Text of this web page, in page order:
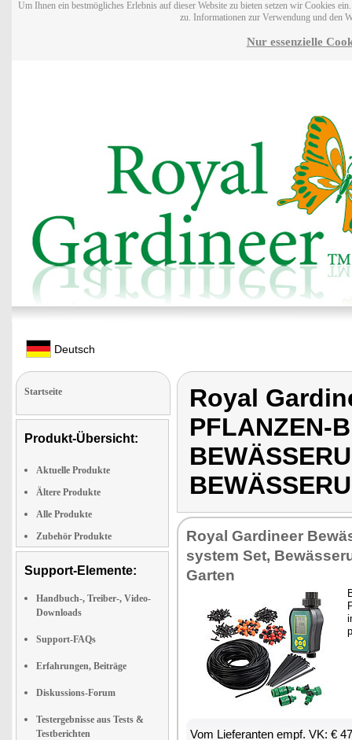
Um Ihnen ein bestmögliches Erlebnis auf dieser Website zu bieten setzen wir Cookies
zu. Informationen zur Verwendung und den
Nur essenzielle
Deutsch
Startseite
Produkt-Übersicht:
Aktuelle Produkte
Ältere Produkte
Alle Produkte
Zubehör Produkte
Support-Elemente:
Handbuch-, Treiber-, Video-
Downloads
Support-FAQs
Erfahrungen, Beiträge
Diskussions-Forum
Testergebnisse aus Tests &
Testberichten
Royal
PFLANZEN-
Roy­al Gar­dineer
sys­tem Set,
Gar­ten
Vom Lie­fe­ran­ten empf. VK: €